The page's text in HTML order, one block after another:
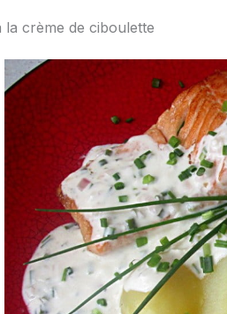
la crème de ciboulette